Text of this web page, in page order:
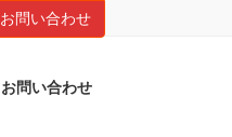
お問い合わせ
お問い合わせ